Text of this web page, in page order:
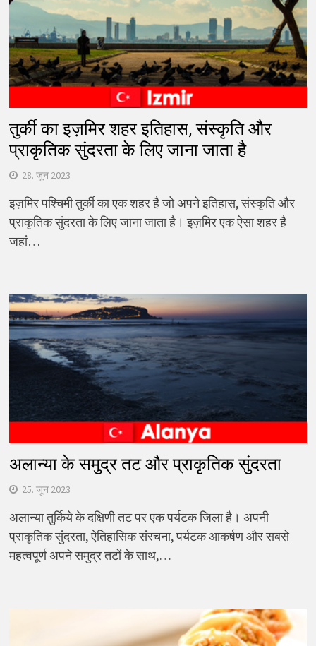
तुर्की का इज़मिर शहर इतिहास, संस्कृति और
प्राकृतिक सुंदरता के लिए जाना जाता है
28. जून 2023
इज़मिर पश्चिमी तुर्की का एक शहर है जो अपने इतिहास, संस्कृति और
प्राकृतिक सुंदरता के लिए जाना जाता है। इज़मिर एक ऐसा शहर है
जहां…
अलान्या के समुद्र तट और प्राकृतिक सुंदरता
25. जून 2023
अलान्या तुर्किये के दक्षिणी तट पर एक पर्यटक जिला है। अपनी
प्राकृतिक सुंदरता, ऐतिहासिक संरचना, पर्यटक आकर्षण और सबसे
महत्वपूर्ण अपने समुद्र तटों के साथ,…